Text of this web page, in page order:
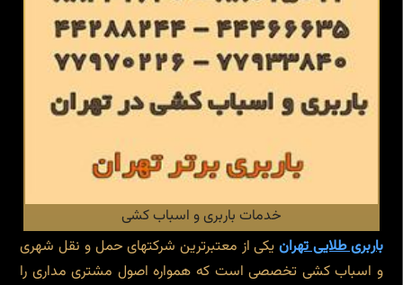
خدمات باربری و اسباب کشی
باربری طلایی تهرانیکی از معتبرترین شرکتهای حمل و نقل شهری
و اسباب کشی تخصصی است که همواره اصول مشتری مداری را